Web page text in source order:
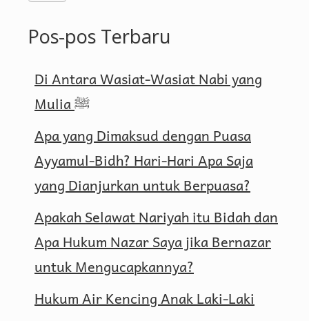
Kepastian
Pos-pos Terbaru
Di Antara Wasiat-Wasiat Nabi yang
Mulia ﷺ
Apa yang Dimaksud dengan Puasa
Ayyamul-Bidh? Hari-Hari Apa Saja
yang Dianjurkan untuk Berpuasa?
Apakah Selawat Nariyah itu Bidah dan
Apa Hukum Nazar Saya jika Bernazar
untuk Mengucapkannya?
Hukum Air Kencing Anak Laki-Laki